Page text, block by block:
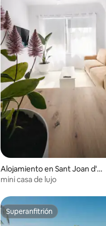
4.92 de 5, 144 reseñas
Alojamiento en Sant Joan d'A
lacant
mini casa de lujo
Superanfitrión
Superanfitrión